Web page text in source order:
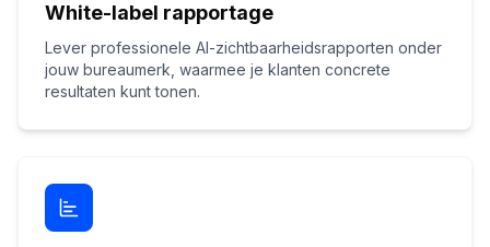
White-label rapportage
Lever professionele AI-zichtbaarheidsrapporten onder
jouw bureaumerk, waarmee je klanten concrete
resultaten kunt tonen.